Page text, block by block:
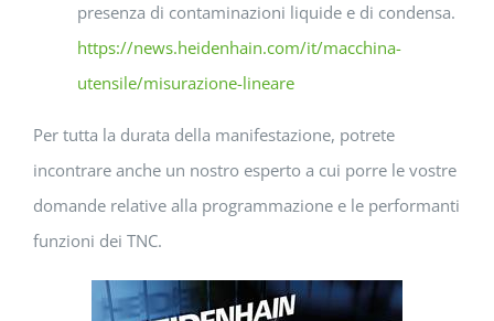
presenza di contaminazioni liquide e di condensa.
https://news.heidenhain.com/it/macchina-
utensile/misurazione-lineare
Per tutta la durata della manifestazione, potrete
incontrare anche un nostro esperto a cui porre le vostre
domande relative alla programmazione e le performanti
funzioni dei TNC.